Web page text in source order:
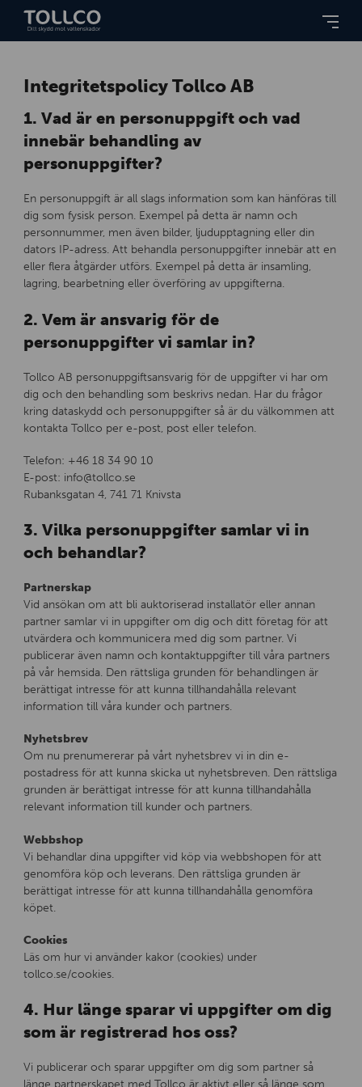
Integritetspolicy Tollco AB
1. Vad är en personuppgift och vad
innebär behandling av
personuppgifter?
En personuppgift är all slags information som kan hänföras till
dig som fysisk person. Exempel på detta är namn och
personnummer, men även bilder, ljudupptagning eller din
dators IP-adress. Att behandla personuppgifter innebär att en
eller flera åtgärder utförs. Exempel på detta är insamling,
lagring, bearbetning eller överföring av uppgifterna.
2. Vem är ansvarig för de
personuppgifter vi samlar in?
Tollco AB personuppgiftsansvarig för de uppgifter vi har om
dig och den behandling som beskrivs nedan. Har du frågor
kring dataskydd och personuppgifter så är du välkommen att
kontakta Tollco per e-post, post eller telefon.
Telefon: +46 18 34 90 10
E-post: info@tollco.se
Rubanksgatan 4, 741 71 Knivsta
3. Vilka personuppgifter samlar vi in
och behandlar?
Partnerskap
Vid ansökan om att bli auktoriserad installatör eller annan
partner samlar vi in uppgifter om dig och ditt företag för att
utvärdera och kommunicera med dig som partner. Vi
publicerar även namn och kontaktuppgifter till våra partners
på vår hemsida. Den rättsliga grunden för behandlingen är
berättigat intresse för att kunna tillhandahålla relevant
information till våra kunder och partners.
Nyhetsbrev
Om nu prenumererar på vårt nyhetsbrev vi in din e-
postadress för att kunna skicka ut nyhetsbreven. Den rättsliga
grunden är berättigat intresse för att kunna tillhandahålla
relevant information till kunder och partners.
Webbshop
Vi behandlar dina uppgifter vid köp via webbshopen för att
genomföra köp och leverans. Den rättsliga grunden är
berättigat intresse för att kunna tillhandahålla genomföra
köpet.
Cookies
Läs om hur vi använder kakor (cookies) under
tollco.se/cookies.
4. Hur länge sparar vi uppgifter om dig
som är registrerad hos oss?
Vi publicerar och sparar uppgifter om dig som partner så
länge partnerskapet med Tollco är aktivt eller så länge som